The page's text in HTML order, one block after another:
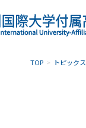
TOP トピックス